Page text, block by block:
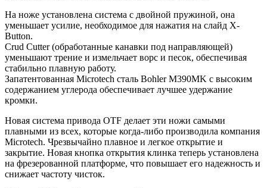
На ноже установлена система с двойной пружиной, она
уменьшает усилие, необходимое для нажатия на слайд X-
Button.
Crud Cutter (обработанные канавки под направляющей)
уменьшают трение и измельчает ворс и песок, обеспечивая
стабильно плавную работу.
Запатентованная Microtech сталь Bohler M390MK с высоким
содержанием углерода обеспечивает лучшее удержание
кромки.
Новая система привода OTF делает эти ножи самыми
плавными из всех, которые когда-либо производила компания
Microtech. Чрезвычайно плавное и легкое открытие и
закрытие. Новая кнопка открытия клинка теперь установлена
на фрезерованной платформе, что повышает его надежность и
снижает частоту чисток.